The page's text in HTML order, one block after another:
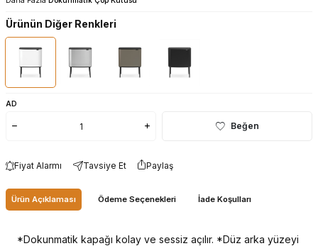
Ürünün Diğer Renkleri
AD
Beğen
Fiyat Alarmı Tavsiye Et Paylaş
Ürün Açıklaması Ödeme Seçenekleri İade Koşulları
*Dokunmatik kapağı kolay ve sessiz açılır. *Düz arka yüzeyi